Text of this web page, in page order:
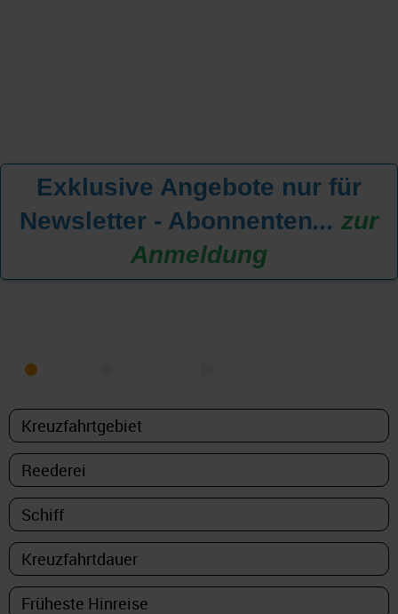
Exklusive Angebote nur für
Newsletter - Abonnenten... zur
Anmeldung